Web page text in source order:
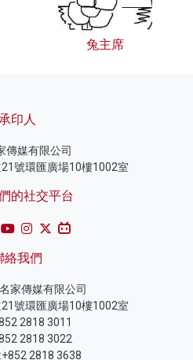
兔主席
承印人
傳媒有限公司
號環匯廣場10樓1002室
的社交平台
絡我們
家傳媒有限公司
號環匯廣場10樓1002室
2818 3011
2818 3022
2818 3638